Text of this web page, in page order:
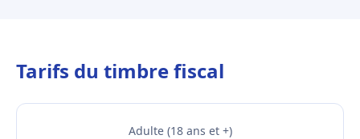
Tarifs du timbre fiscal
Adulte (18 ans et +)